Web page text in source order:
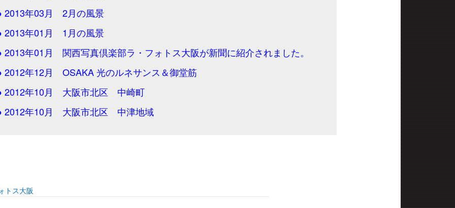
2013年03月 2月の風景
2013年01月 1月の風景
2013年01月 関西写真倶楽部ラ・フォトス大阪が新聞に紹介されました。
2012年12月 OSAKA 光のルネサンス＆御堂筋
2012年10月 大阪市北区 中崎町
2012年10月 大阪市北区 中津地域
トス大阪